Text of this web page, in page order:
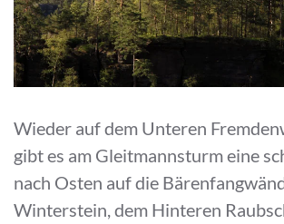
Wieder auf dem Unteren
gibt es am Gleitmannsturm eine
nach Osten auf die
Winterstein, dem Hinteren